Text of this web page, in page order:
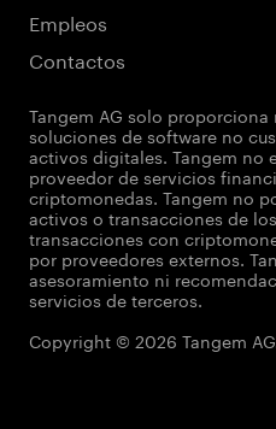
Empleos
Contactos
Tangem AG solo
soluciones de software no
activos digitales. Tangem no
proveedor de servicios
criptomonedas. Tangem no
activos o transacciones de
transacciones con
por proveedores externos.
asesoramiento ni
servicios de terceros.